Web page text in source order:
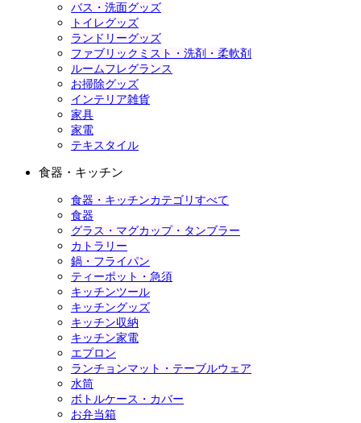
バス・洗面グッズ
トイレグッズ
ランドリーグッズ
ファブリックミスト・洗剤・柔軟剤
ルームフレグランス
お掃除グッズ
インテリア雑貨
家具
家電
テキスタイル
食器・キッチン
食器・キッチンカテゴリすべて
食器
グラス・マグカップ・タンブラー
カトラリー
鍋・フライパン
ティーポット・急須
キッチンツール
キッチングッズ
キッチン収納
キッチン家電
エプロン
ランチョンマット・テーブルウェア
水筒
ボトルケース・カバー
お弁当箱